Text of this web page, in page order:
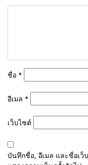
ชื่อ *
อีเมล *
เว็บไซต์
บันทึกชื่อ, อีเมล และชื่อเว็